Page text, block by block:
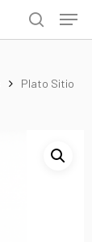
search
Menu
Plato Sitio